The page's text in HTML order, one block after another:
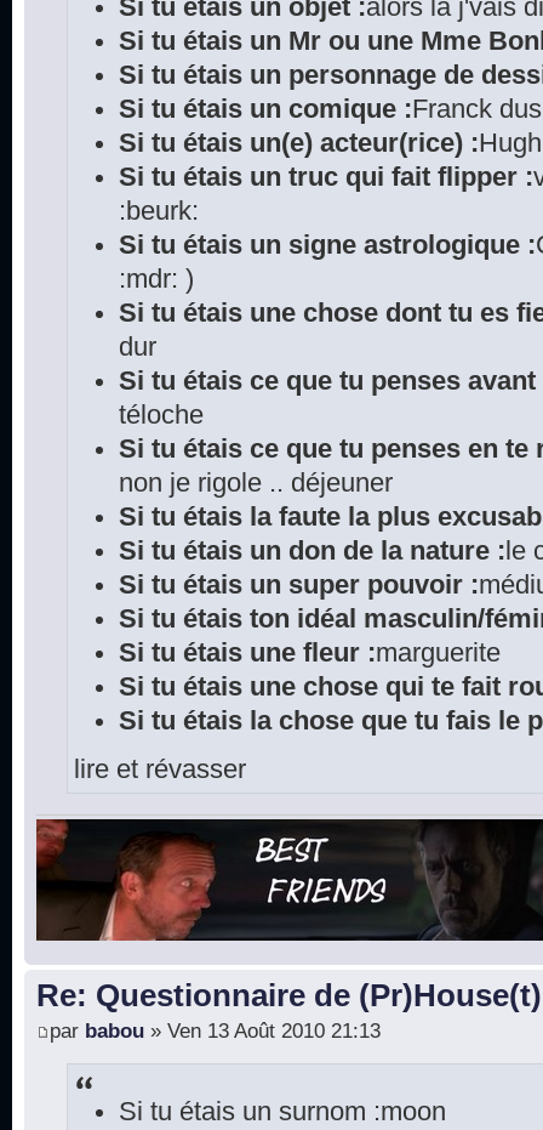
Si tu étais un objet :alors là j'vais
Si tu étais un Mr ou une Mme
Si tu étais un personnage de
Si tu étais un comique :Franck
Si tu étais un(e) acteur(rice) :
Si tu étais un truc qui fait flipper :
:beurk:
Si tu étais un signe astrologique :
:mdr: )
Si tu étais une chose dont tu es
dur
Si tu étais ce que tu penses
téloche
Si tu étais ce que tu penses en te
non je rigole .. déjeuner
Si tu étais la faute la plus
Si tu étais un don de la nature : le
Si tu étais un super pouvoir :
Si tu étais ton idéal masculin/
Si tu étais une fleur :marguerite
Si tu étais une chose qui te fait
Si tu étais la chose que tu fais le
lire et révasser
Re: Questionnaire de (Pr)House(t)
par babou » Ven 13 Août 2010 21:13
Si tu étais un surnom :moon